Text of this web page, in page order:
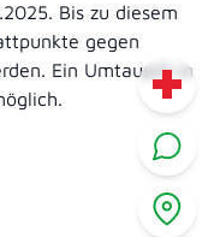
Bis zu diesem
gegen
Ein Umtausch in